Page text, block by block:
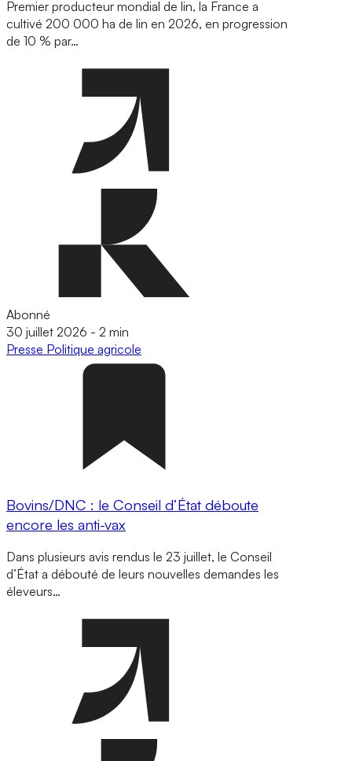
Premier producteur mondial de lin, la France a
cultivé 200 000 ha de lin en 2026, en progression
de 10 % par…
Abonné
30 juillet 2026 - 2 min
Presse Politique agricole
Bovins/DNC : le Conseil d’État déboute
encore les anti-vax
Dans plusieurs avis rendus le 23 juillet, le Conseil
d’État a débouté de leurs nouvelles demandes les
éleveurs…